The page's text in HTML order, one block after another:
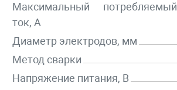
Максимальный потребляемый
ток, А
Диаметр электродов, мм
Метод сварки
Напряжение питания, В